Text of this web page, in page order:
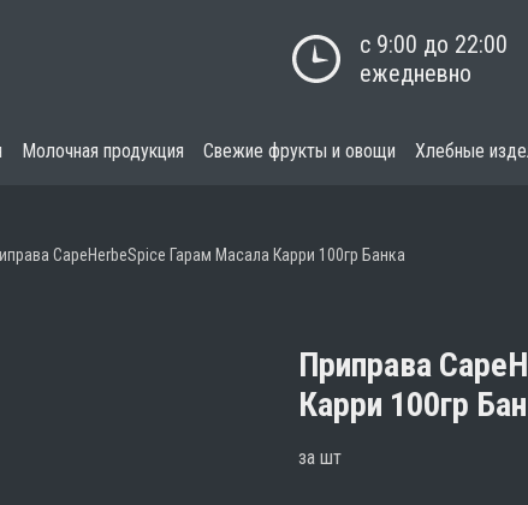
с 9:00 до 22:00
ежедневно
Молочная продукция Свежие фрукты и овощи Хлебные
CapeHerbeSpice Гарам Масала Карри 100гр Банка
Приправа
Карри 100гр
за шт